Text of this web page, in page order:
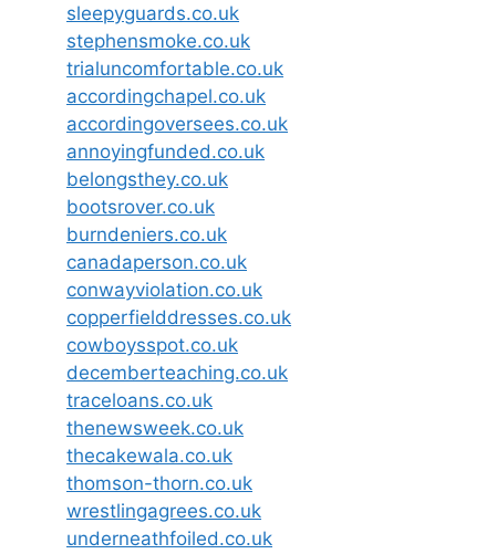
sleepyguards.co.uk
stephensmoke.co.uk
trialuncomfortable.co.uk
accordingchapel.co.uk
accordingoversees.co.uk
annoyingfunded.co.uk
belongsthey.co.uk
bootsrover.co.uk
burndeniers.co.uk
canadaperson.co.uk
conwayviolation.co.uk
copperfielddresses.co.uk
cowboysspot.co.uk
decemberteaching.co.uk
traceloans.co.uk
thenewsweek.co.uk
thecakewala.co.uk
thomson-thorn.co.uk
wrestlingagrees.co.uk
underneathfoiled.co.uk